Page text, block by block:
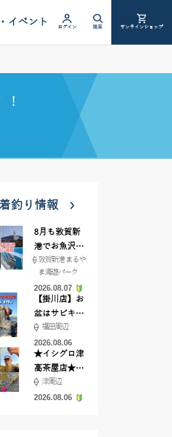
イベント ログイン 検索 オンラインショップ
釣り情報
8月も敦賀新
港でお魚沢山
♪ イシグロ彦
根店
敦賀新港 まるや
ま海遊パーク
2026.08.07
【掛川店】お
盆はサビキ釣
りいきません
か?
福田周辺
2026.08.06
★イシグロ津
高茶屋店★津
近郊ハゼ釣れ
てます！
津周辺
2026.08.06